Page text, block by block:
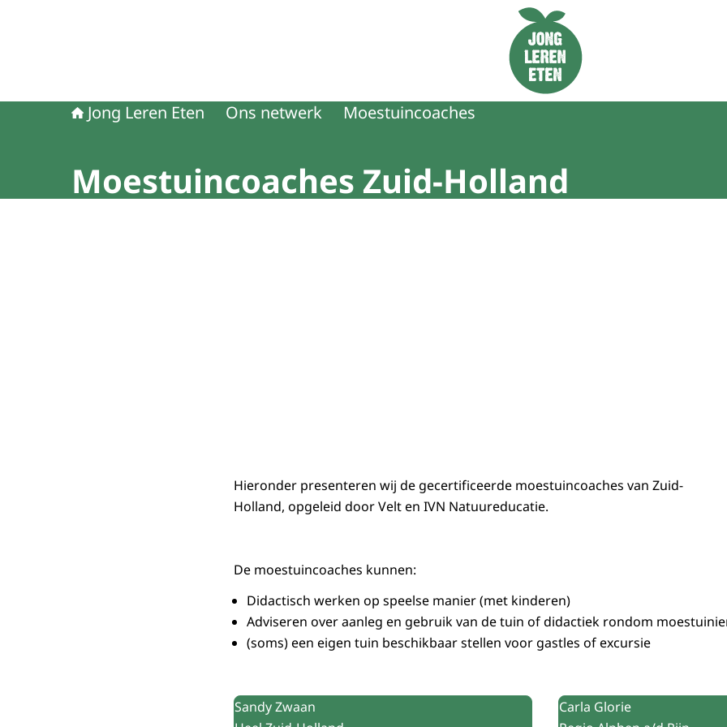
Naar de homepage van Jong Leren Eten
Jong Leren Eten Ons netwerk Moestuincoaches
Moestuincoaches Zuid-Holland
Hieronder presenteren wij de gecertificeerde moestuincoaches van Zuid-
Holland, opgeleid door Velt en IVN Natuureducatie.
De moestuincoaches kunnen:
Didactisch werken op speelse manier (met kinderen)
Adviseren over aanleg en gebruik van de tuin of didactiek rondom
(soms) een eigen tuin beschikbaar stellen voor gastles of excursie
Uitgelicht
Sandy Zwaan
Carla Glorie